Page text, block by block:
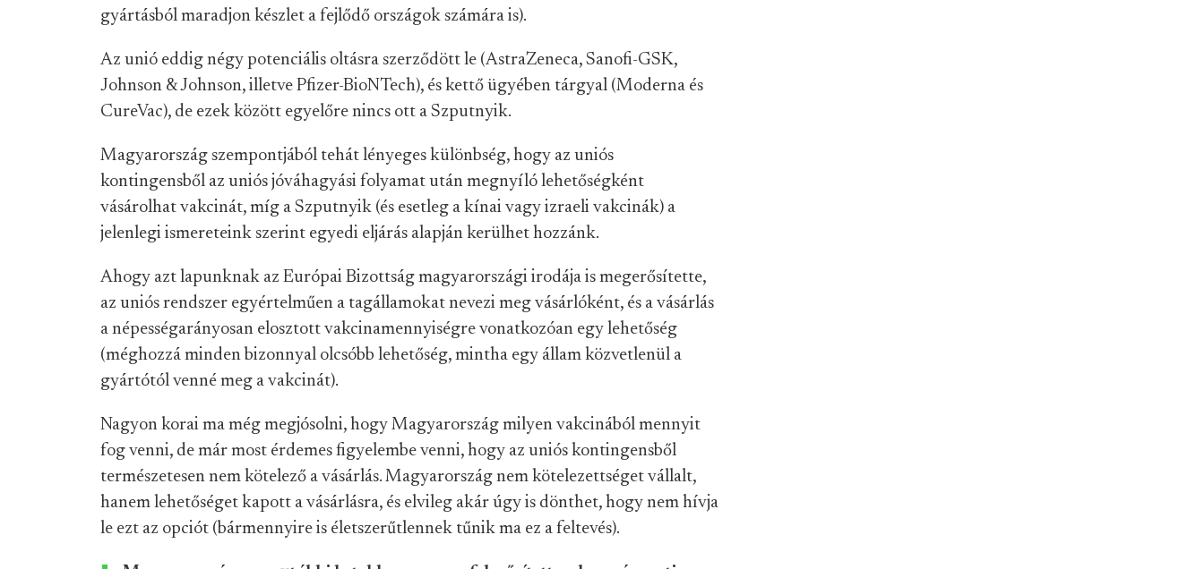
gyártásból maradjon készlet a fejlődő országok számára is).
Az unió eddig négy potenciális oltásra szerződött le (AstraZeneca, Sanofi-GSK,
Johnson & Johnson, illetve Pfizer-BioNTech), és kettő ügyében tárgyal (Moderna és
CureVac), de ezek között egyelőre nincs ott a Szputnyik.
Magyarország szempontjából tehát lényeges különbség, hogy az uniós
kontingensből az uniós jóváhagyási folyamat után megnyíló lehetőségként
vásárolhat vakcinát, míg a Szputnyik (és esetleg a kínai vagy izraeli vakcinák) a
jelenlegi ismereteink szerint egyedi eljárás alapján kerülhet hozzánk.
Ahogy azt lapunknak az Európai Bizottság magyarországi irodája is megerősítette,
az uniós rendszer egyértelműen a tagállamokat nevezi meg vásárlóként, és a vásárlás
a népességarányosan elosztott vakcinamennyiségre vonatkozóan egy lehetőség
(méghozzá minden bizonnyal olcsóbb lehetőség, mintha egy állam közvetlenül a
gyártótól venné meg a vakcinát).
Nagyon korai ma még megjósolni, hogy Magyarország milyen vakcinából mennyit
fog venni, de már most érdemes figyelembe venni, hogy az uniós kontingensből
természetesen nem kötelező a vásárlás. Magyarország nem kötelezettséget vállalt,
hanem lehetőséget kapott a vásárlásra, és elvileg akár úgy is dönthet, hogy nem hívja
le ezt az opciót (bármennyire is életszerűtlennek tűnik ma ez a feltevés).